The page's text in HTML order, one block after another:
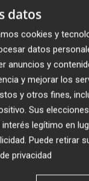
datos
cookies y
datos
anuncios y
y mejorar los
y otros fines,
Sus
legítimo en
. Puede retirar
privacidad